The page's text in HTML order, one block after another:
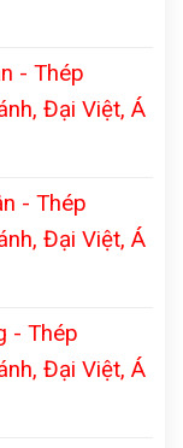
- Thép
Đại Việt, Á
- Thép
Đại Việt, Á
- Thép
Đại Việt, Á